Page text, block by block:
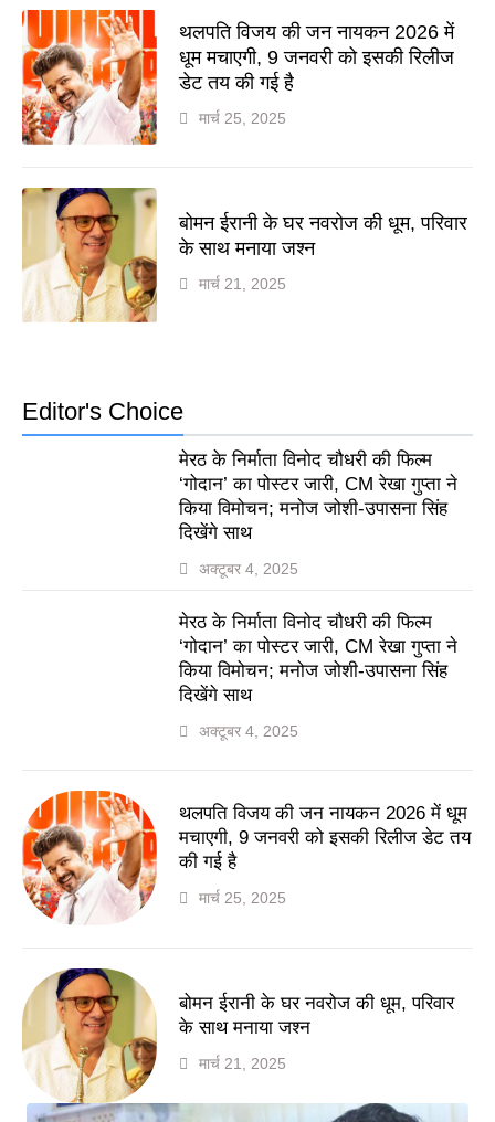
थलपति विजय की जन नायकन 2026 में
धूम मचाएगी, 9 जनवरी को इसकी रिलीज
डेट तय की गई है
मार्च 25, 2025
बोमन ईरानी के घर नवरोज की धूम, परिवार
के साथ मनाया जश्न
मार्च 21, 2025
Editor's Choice
मेरठ के निर्माता विनोद चौधरी की फिल्म
‘गोदान’ का पोस्टर जारी, CM रेखा गुप्ता ने
किया विमोचन; मनोज जोशी-उपासना सिंह
दिखेंगे साथ
अक्टूबर 4, 2025
मेरठ के निर्माता विनोद चौधरी की फिल्म
‘गोदान’ का पोस्टर जारी, CM रेखा गुप्ता ने
किया विमोचन; मनोज जोशी-उपासना सिंह
दिखेंगे साथ
अक्टूबर 4, 2025
थलपति विजय की जन नायकन 2026 में धूम
मचाएगी, 9 जनवरी को इसकी रिलीज डेट तय
की गई है
मार्च 25, 2025
बोमन ईरानी के घर नवरोज की धूम, परिवार
के साथ मनाया जश्न
मार्च 21, 2025